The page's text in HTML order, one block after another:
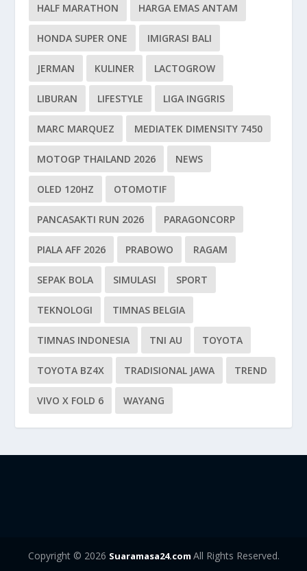
HALF MARATHON HARGA EMAS ANTAM
HONDA SUPER ONE IMIGRASI BALI
JERMAN KULINER LACTOGROW
LIBURAN LIFESTYLE LIGA INGGRIS
MARC MARQUEZ MEDIATEK DIMENSITY 7450
MOTOGP THAILAND 2026 NEWS
OLED 120HZ OTOMOTIF
PANCASAKTI RUN 2026 PARAGONCORP
PIALA AFF 2026 PRABOWO RAGAM
SEPAK BOLA SIMULASI SPORT
TEKNOLOGI TIMNAS BELGIA
TIMNAS INDONESIA TNI AU TOYOTA
TOYOTA BZ4X TRADISIONAL JAWA TREND
VIVO X FOLD 6 WAYANG
Copyright © 2026 Suaramasa24.com All Rights Reserved.